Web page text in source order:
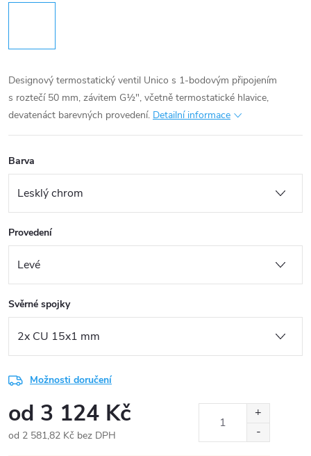
Designový termostatický ventil Unico s 1-bodovým připojením
s roztečí 50 mm, závitem G½", včetně termostatické hlavice,
devatenáct barevných provedení. Detailní informace
Barva
Provedení
Svěrné spojky
Možnosti doručení
od 3 124 Kč
od 2 581,82 Kč bez DPH